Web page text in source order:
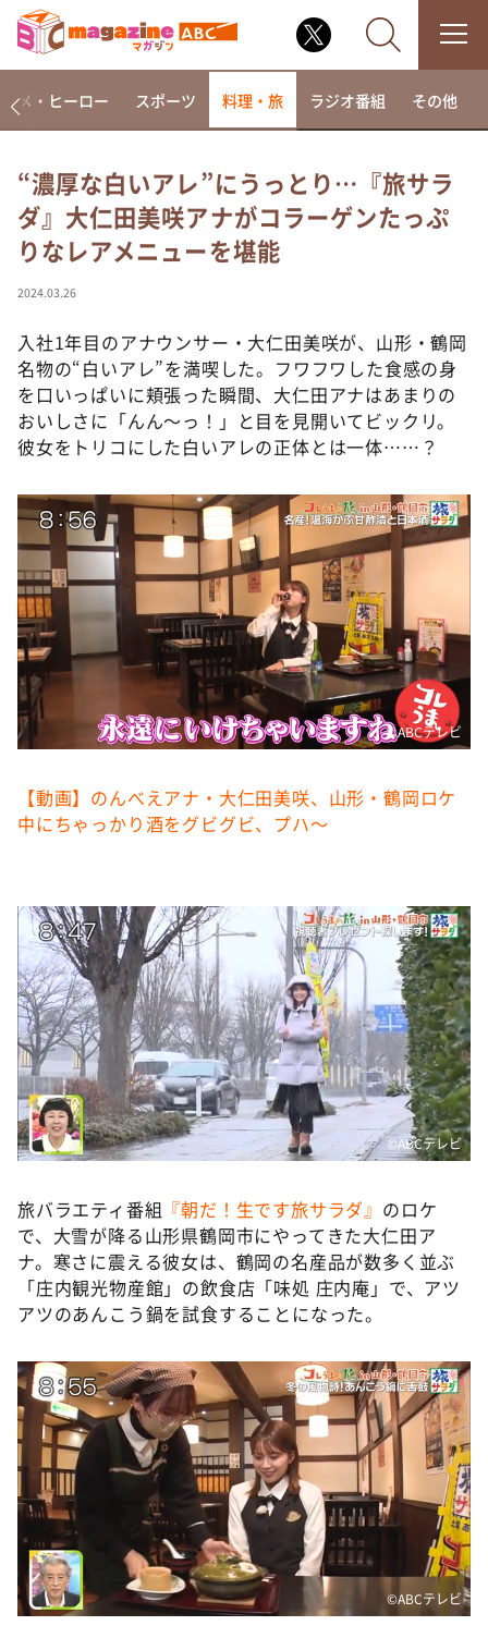
なるみ・岡村の過ぎるTV
相席食堂
これ余談なんですけど・・・
て真剣です
探偵！ナイトスクープ
news おかえり
河合＆A.B.C-Z塚田×福井アナ「なんでやねん！？」
（news おかえり）
DAIGOも台所 ～きょうの献立 何にする？～
本日はダイアンなり！シーズン２
朝だ！生です旅サラダ
教えて！ニュースライブ 正義のミカタ
ＬＩＦＥ～夢のカタチ～
新婚さんいらっしゃい！
ポツンと一軒家
ぺこぱのまるスポ
アナ回覧板
メ・ヒーロー スポーツ 料理・旅 ラジオ番組 その他
“濃厚な白いアレ”にうっとり…『旅サラ
ダ』大仁田美咲アナがコラーゲンたっぷ
りなレアメニューを堪能
2024.03.26
入社1年目のアナウンサー・大仁田美咲が、山形・鶴岡
名物の“白いアレ”を満喫した。フワフワした食感の身
を口いっぱいに頬張った瞬間、大仁田アナはあまりの
おいしさに「んん～っ！」と目を見開いてビックリ。
彼女をトリコにした白いアレの正体とは一体……？
©️ABCテレビ
【動画】のんべえアナ・大仁田美咲、山形・鶴岡ロケ
中にちゃっかり酒をグビグビ、プハ～
©️ABCテレビ
旅バラエティ番組 『朝だ！生です旅サラダ』 のロケ
で、大雪が降る山形県鶴岡市にやってきた大仁田ア
ナ。寒さに震える彼女は、鶴岡の名産品が数多く並ぶ
「庄内観光物産館」の飲食店「味処 庄内庵」で、アツ
アツのあんこう鍋を試食することになった。
©️ABCテレビ